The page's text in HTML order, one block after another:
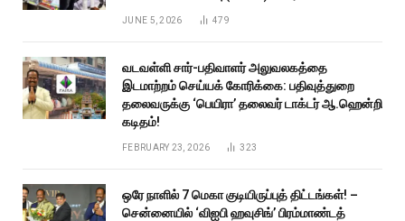
JUNE 5, 2026 479
வடவள்ளி சார்-பதிவாளர் அலுவலகத்தை
இடமாற்றம் செய்யக் கோரிக்கை: பதிவுத்துறை
தலைவருக்கு ‘பெயிரா’ தலைவர் டாக்டர் ஆ.ஹென்றி
கடிதம்!
FEBRUARY 23, 2026 323
ஒரே நாளில் 7 மெகா குடியிருப்புத் திட்டங்கள்! –
சென்னையில் ‘விஐபி ஹவுசிங்’ பிரம்மாண்டத்